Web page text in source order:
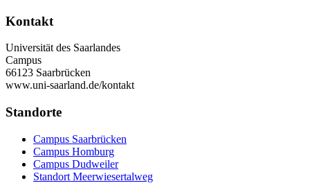
Kontakt
Universität des Saarlandes
Campus
66123 Saarbrücken
www.uni-saarland.de/kontakt
Standorte
Campus Saarbrücken
Campus Homburg
Campus Dudweiler
Standort Meerwiesertalweg